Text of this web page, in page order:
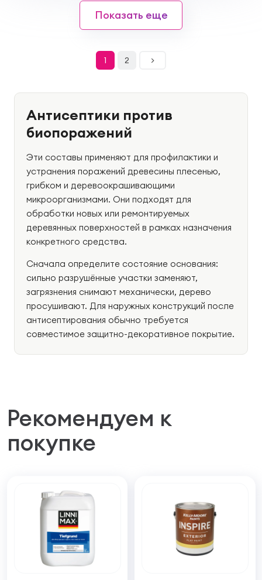
Показать еще
1 2 >
Антисептики против
биопоражений
Эти составы применяют для профилактики и
устранения поражений древесины плесенью,
грибком и деревоокрашивающими
микроорганизмами. Они подходят для
обработки новых или ремонтируемых
деревянных поверхностей в рамках назначения
конкретного средства.
Сначала определите состояние основания:
сильно разрушённые участки заменяют,
загрязнения снимают механически, дерево
просушивают. Для наружных конструкций после
антисептирования обычно требуется
совместимое защитно-декоративное покрытие.
Рекомендуем к
покупке